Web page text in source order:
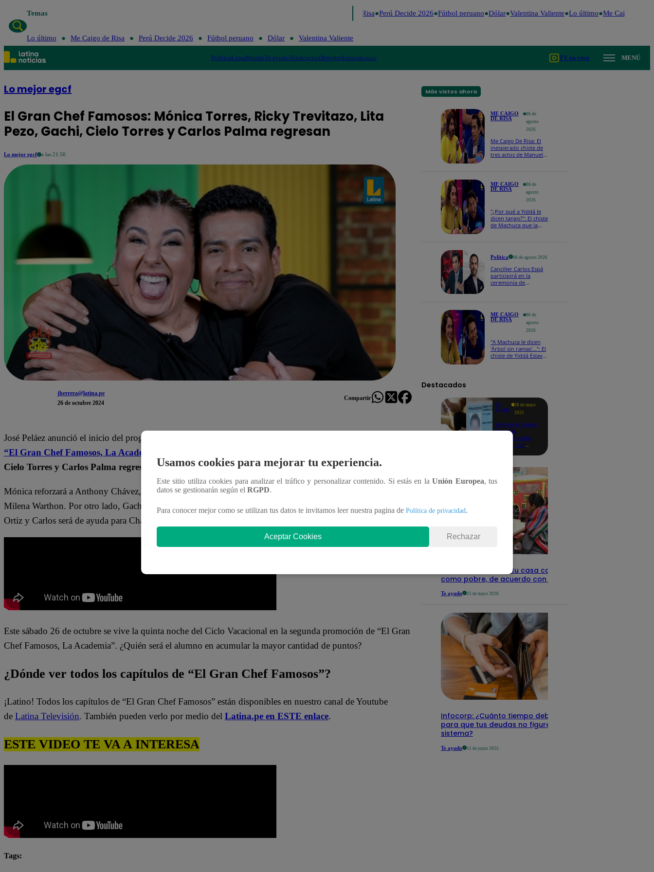
Temas Me Caigo de Risa Perú Decide 2026 Fútbol peruano Dólar Valentina Valiente Lo último Me Caigo de Risa
Lo último Me Caigo de Risa Perú Decide 2026 Fútbol peruano Dólar Valentina Valiente
PolíticaLimaMundoTe ayudoTendenciasDeportesEspectáculos TV en vivo MENÚ
Lo mejor egcf
El Gran Chef Famosos: Mónica Torres, Ricky Trevitazo, Lita
Pezo, Gachi, Cielo Torres y Carlos Palma regresan
Lo mejor egcf a las 21:50
jherrera@latina.pe
26 de octubre 2024
Compartir
José Peláez anunció el inicio del programa que habría una sorpresa en el programa, con exparticipantes de
“El Gran Chef Famosos, La Academia”.
Cielo Torres y Carlos Palma regresan a la competencia.
Mónica reforzará a Anthony Chávez, Ricky volvió para ayudar a Erick Delgado, Lita hará lo mismo con
Milena Warthon. Por otro lado, Gachi será mentora de Luigi Monteghirfo, Cielo será el soporte de Raysa
Ortiz y Carlos será de ayuda para Chapasa.
Este sábado 26 de octubre se vive la quinta noche del Ciclo Vacacional en la segunda promoción de “El Gran
Chef Famosos, La Academia”. ¿Quién será el alumno en acumular la mayor cantidad de puntos?
¿Dónde ver todos los capítulos de “El Gran Chef Famosos”?
¡Latino! Todos los capítulos de “El Gran Chef Famosos” están disponibles en nuestro canal de Youtube
de Latina Televisión. También pueden verlo por medio del Latina.pe en ESTE enlace.
ESTE VIDEO TE VA A INTERESA
Tags:
Más vistos ahora
ME CAIGO
DE RISA
06 de
agosto
2026
Me Caigo De Risa: El
inesperado chiste de
tres actos de Manuel
ME CAIGO
DE RISA
06 de
agosto
2026
"¿Por qué a Yiddá le
dicen tango?": El chiste
de Machuca que la
Política 06 de agosto 2026
Canciller Carlos Espá
participirá en la
ceremonia de
ME CAIGO
DE RISA
06 de
agosto
2026
"A Machuca le dicen
'Árbol sin ramas'...": El
chiste de Yiddá Eslava
Destacados
Te
ayudo
26 de mayo
2025
Revisa si tienes
deudas
consultando
con tu DNI:
detalles
Revisa con tu DNI si tu casa califica
como pobre, de acuerdo con el Sisfoh
Te ayudo 25 de mayo 2026
Infocorp: ¿Cuánto tiempo debe pasar
para que tus deudas no figuren en su
sistema?
Te ayudo 11 de junio 2025
Usamos cookies para mejorar tu experiencia.
Este sitio utiliza cookies para analizar el tráfico y personalizar contenido. Si estás en laUnión Europea, tus
datos se gestionarán según el RGPD.
Para conocer mejor como se utilizan tus datos te invitamos leer nuestra pagina de Política de privacidad.
Aceptar Cookies Rechazar